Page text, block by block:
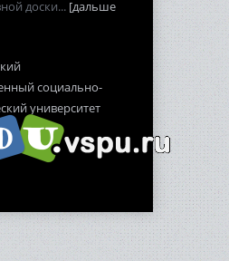
доски... [дальше
социально-
университет